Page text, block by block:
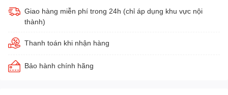
Giao hàng miễn phí trong 24h (chỉ áp dụng khu vực nội
thành)
Thanh toán khi nhận hàng
Bảo hành chính hãng